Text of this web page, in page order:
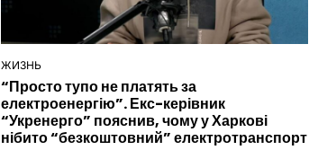
ОПУБЛІКУВАТИ
У
ЖИЗНЬ
“Просто тупо не платять за
електроенергію”. Екс-керівник
“Укренерго” пояснив, чому у Харкові
нібито “безкоштовний” електротранспорт